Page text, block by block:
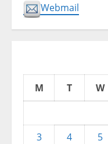
Webmail
M T W
3
4 5